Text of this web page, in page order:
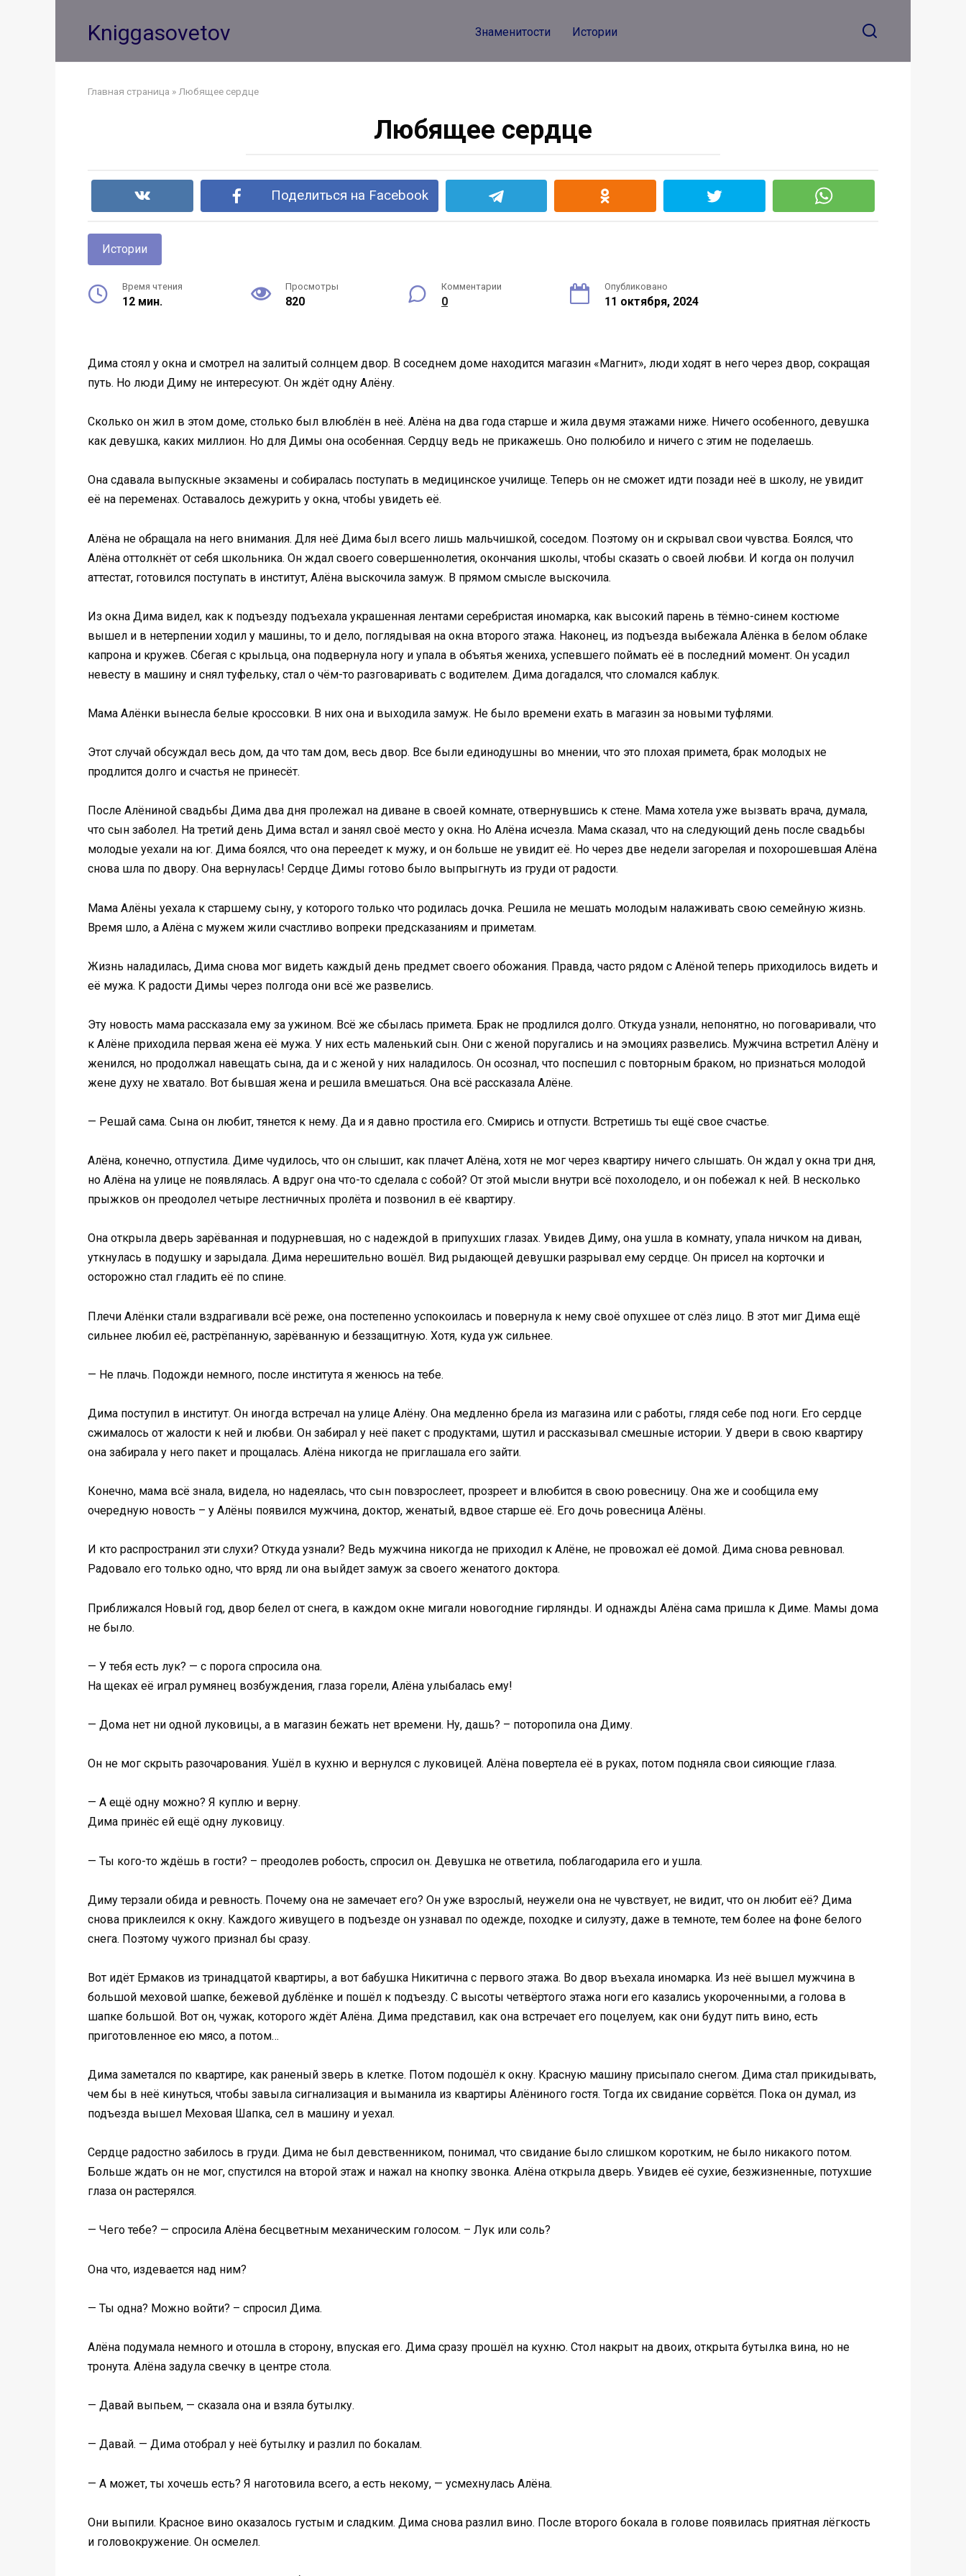
Kniggasovetov Знаменитости Истории
Главная страница » Любящее сердце
Любящее сердце
Поделиться на Facebook
Истории
Время чтения
12 мин.
Просмотры
820
Комментарии
0
Опубликовано
11 октября, 2024
Дима стоял у окна и смотрел на залитый солнцем двор. В соседнем доме находится магазин «Магнит», люди ходят в него через двор, сокращая
путь. Но люди Диму не интересуют. Он ждёт одну Алёну.
Сколько он жил в этом доме, столько был влюблён в неё. Алёна на два года старше и жила двумя этажами ниже. Ничего особенного, девушка
как девушка, каких миллион. Но для Димы она особенная. Сердцу ведь не прикажешь. Оно полюбило и ничего с этим не поделаешь.
Она сдавала выпускные экзамены и собиралась поступать в медицинское училище. Теперь он не сможет идти позади неё в школу, не увидит
её на переменах. Оставалось дежурить у окна, чтобы увидеть её.
Алёна не обращала на него внимания. Для неё Дима был всего лишь мальчишкой, соседом. Поэтому он и скрывал свои чувства. Боялся, что
Алёна оттолкнёт от себя школьника. Он ждал своего совершеннолетия, окончания школы, чтобы сказать о своей любви. И когда он получил
аттестат, готовился поступать в институт, Алёна выскочила замуж. В прямом смысле выскочила.
Из окна Дима видел, как к подъезду подъехала украшенная лентами серебристая иномарка, как высокий парень в тёмно-синем костюме
вышел и в нетерпении ходил у машины, то и дело, поглядывая на окна второго этажа. Наконец, из подъезда выбежала Алёнка в белом облаке
капрона и кружев. Сбегая с крыльца, она подвернула ногу и упала в объятья жениха, успевшего поймать её в последний момент. Он усадил
невесту в машину и снял туфельку, стал о чём-то разговаривать с водителем. Дима догадался, что сломался каблук.
Мама Алёнки вынесла белые кроссовки. В них она и выходила замуж. Не было времени ехать в магазин за новыми туфлями.
Этот случай обсуждал весь дом, да что там дом, весь двор. Все были единодушны во мнении, что это плохая примета, брак молодых не
продлится долго и счастья не принесёт.
После Алёниной свадьбы Дима два дня пролежал на диване в своей комнате, отвернувшись к стене. Мама хотела уже вызвать врача, думала,
что сын заболел. На третий день Дима встал и занял своё место у окна. Но Алёна исчезла. Мама сказал, что на следующий день после свадьбы
молодые уехали на юг. Дима боялся, что она переедет к мужу, и он больше не увидит её. Но через две недели загорелая и похорошевшая Алёна
снова шла по двору. Она вернулась! Сердце Димы готово было выпрыгнуть из груди от радости.
Мама Алёны уехала к старшему сыну, у которого только что родилась дочка. Решила не мешать молодым налаживать свою семейную жизнь.
Время шло, а Алёна с мужем жили счастливо вопреки предсказаниям и приметам.
Жизнь наладилась, Дима снова мог видеть каждый день предмет своего обожания. Правда, часто рядом с Алёной теперь приходилось видеть и
её мужа. К радости Димы через полгода они всё же развелись.
Эту новость мама рассказала ему за ужином. Всё же сбылась примета. Брак не продлился долго. Откуда узнали, непонятно, но поговаривали, что
к Алёне приходила первая жена её мужа. У них есть маленький сын. Они с женой поругались и на эмоциях развелись. Мужчина встретил Алёну и
женился, но продолжал навещать сына, да и с женой у них наладилось. Он осознал, что поспешил с повторным браком, но признаться молодой
жене духу не хватало. Вот бывшая жена и решила вмешаться. Она всё рассказала Алёне.
— Решай сама. Сына он любит, тянется к нему. Да и я давно простила его. Смирись и отпусти. Встретишь ты ещё свое счастье.
Алёна, конечно, отпустила. Диме чудилось, что он слышит, как плачет Алёна, хотя не мог через квартиру ничего слышать. Он ждал у окна три дня,
но Алёна на улице не появлялась. А вдруг она что-то сделала с собой? От этой мысли внутри всё похолодело, и он побежал к ней. В несколько
прыжков он преодолел четыре лестничных пролёта и позвонил в её квартиру.
Она открыла дверь зарёванная и подурневшая, но с надеждой в припухших глазах. Увидев Диму, она ушла в комнату, упала ничком на диван,
уткнулась в подушку и зарыдала. Дима нерешительно вошёл. Вид рыдающей девушки разрывал ему сердце. Он присел на корточки и
осторожно стал гладить её по спине.
Плечи Алёнки стали вздрагивали всё реже, она постепенно успокоилась и повернула к нему своё опухшее от слёз лицо. В этот миг Дима ещё
сильнее любил её, растрёпанную, зарёванную и беззащитную. Хотя, куда уж сильнее.
— Не плачь. Подожди немного, после института я женюсь на тебе.
Дима поступил в институт. Он иногда встречал на улице Алёну. Она медленно брела из магазина или с работы, глядя себе под ноги. Его сердце
сжималось от жалости к ней и любви. Он забирал у неё пакет с продуктами, шутил и рассказывал смешные истории. У двери в свою квартиру
она забирала у него пакет и прощалась. Алёна никогда не приглашала его зайти.
Конечно, мама всё знала, видела, но надеялась, что сын повзрослеет, прозреет и влюбится в свою ровесницу. Она же и сообщила ему
очередную новость – у Алёны появился мужчина, доктор, женатый, вдвое старше её. Его дочь ровесница Алёны.
И кто распространил эти слухи? Откуда узнали? Ведь мужчина никогда не приходил к Алёне, не провожал её домой. Дима снова ревновал.
Радовало его только одно, что вряд ли она выйдет замуж за своего женатого доктора.
Приближался Новый год, двор белел от снега, в каждом окне мигали новогодние гирлянды. И однажды Алёна сама пришла к Диме. Мамы дома
не было.
— У тебя есть лук? — с порога спросила она.
На щеках её играл румянец возбуждения, глаза горели, Алёна улыбалась ему!
— Дома нет ни одной луковицы, а в магазин бежать нет времени. Ну, дашь? – поторопила она Диму.
Он не мог скрыть разочарования. Ушёл в кухню и вернулся с луковицей. Алёна повертела её в руках, потом подняла свои сияющие глаза.
— А ещё одну можно? Я куплю и верну.
Дима принёс ей ещё одну луковицу.
— Ты кого-то ждёшь в гости? – преодолев робость, спросил он. Девушка не ответила, поблагодарила его и ушла.
Диму терзали обида и ревность. Почему она не замечает его? Он уже взрослый, неужели она не чувствует, не видит, что он любит её? Дима
снова приклеился к окну. Каждого живущего в подъезде он узнавал по одежде, походке и силуэту, даже в темноте, тем более на фоне белого
снега. Поэтому чужого признал бы сразу.
Вот идёт Ермаков из тринадцатой квартиры, а вот бабушка Никитична с первого этажа. Во двор въехала иномарка. Из неё вышел мужчина в
большой меховой шапке, бежевой дублёнке и пошёл к подъезду. С высоты четвёртого этажа ноги его казались укороченными, а голова в
шапке большой. Вот он, чужак, которого ждёт Алёна. Дима представил, как она встречает его поцелуем, как они будут пить вино, есть
приготовленное ею мясо, а потом…
Дима заметался по квартире, как раненый зверь в клетке. Потом подошёл к окну. Красную машину присыпало снегом. Дима стал прикидывать,
чем бы в неё кинуться, чтобы завыла сигнализация и выманила из квартиры Алёниного гостя. Тогда их свидание сорвётся. Пока он думал, из
подъезда вышел Меховая Шапка, сел в машину и уехал.
Сердце радостно забилось в груди. Дима не был девственником, понимал, что свидание было слишком коротким, не было никакого потом.
Больше ждать он не мог, спустился на второй этаж и нажал на кнопку звонка. Алёна открыла дверь. Увидев её сухие, безжизненные, потухшие
глаза он растерялся.
— Чего тебе? — спросила Алёна бесцветным механическим голосом. – Лук или соль?
Она что, издевается над ним?
— Ты одна? Можно войти? – спросил Дима.
Алёна подумала немного и отошла в сторону, впуская его. Дима сразу прошёл на кухню. Стол накрыт на двоих, открыта бутылка вина, но не
тронута. Алёна задула свечку в центре стола.
— Давай выпьем, — сказала она и взяла бутылку.
— Давай. — Дима отобрал у неё бутылку и разлил по бокалам.
— А может, ты хочешь есть? Я наготовила всего, а есть некому, — усмехнулась Алёна.
Они выпили. Красное вино оказалось густым и сладким. Дима снова разлил вино. После второго бокала в голове появилась приятная лёгкость
и головокружение. Он осмелел.